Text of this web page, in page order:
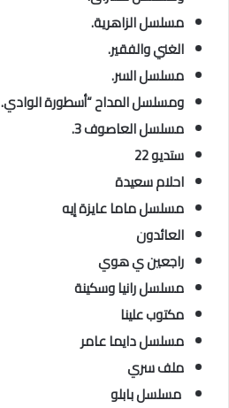
مسلسل الزاهرية.
الغني والفقير.
مسلسل السر.
ومسلسل المداح “أسطورة الوادي.
مسلسل العاصوف 3.
ستديو 22
احلام سعيدة
مسلسل ماما عايزة إيه
العائدون
راجعين ي هوي
مسلسل رانيا وسكينة
مكتوب علينا
مسلسل دايما عامر
ملف سري
مسلسل بابلو